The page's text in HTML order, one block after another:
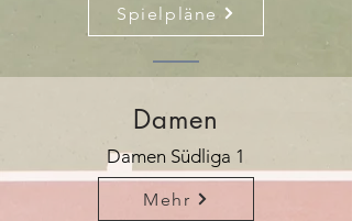
Spielpläne
Damen
Damen Südliga 1
Mehr